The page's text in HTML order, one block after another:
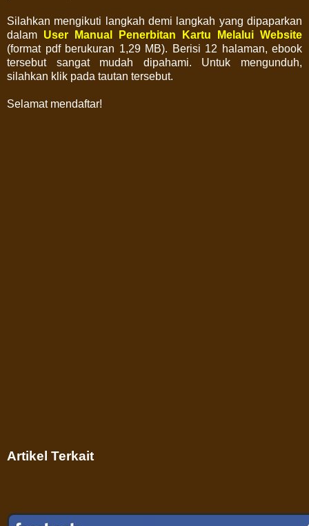
Silahkan mengikuti langkah demi langkah yang dipaparkan
dalam User Manual Penerbitan Kartu Melalui Website
(format pdf berukuran 1,29 MB). Berisi 12 halaman, ebook
tersebut sangat mudah dipahami. Untuk mengunduh,
silahkan klik pada tautan tersebut.
Selamat mendaftar!
Artikel Terkait